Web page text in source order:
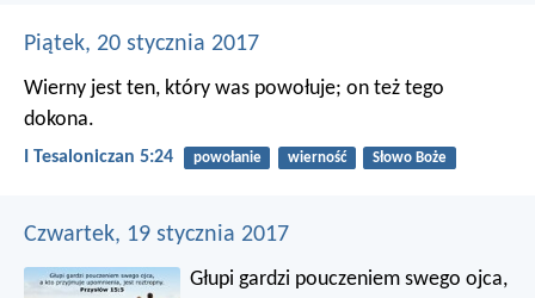
Piątek, 20 stycznia 2017
Wierny jest ten, który was powołuje; on też tego
dokona.
I Tesaloniczan 5:24 powołanie wierność Słowo Boże
Czwartek, 19 stycznia 2017
Głupi gardzi pouczeniem swego ojca,